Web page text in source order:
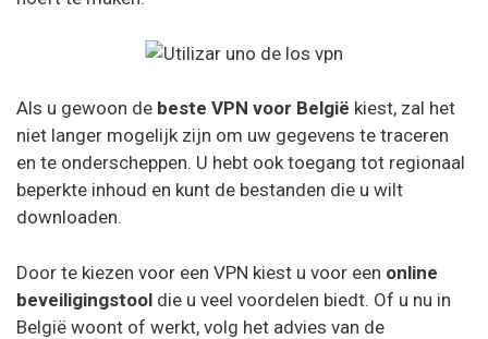
Als u gewoon de beste VPN voor België kiest, zal het
niet langer mogelijk zijn om uw gegevens te traceren
en te onderscheppen. U hebt ook toegang tot regionaal
beperkte inhoud en kunt de bestanden die u wilt
downloaden.
Door te kiezen voor een VPN kiest u voor een online
beveiligingstool die u veel voordelen biedt. Of u nu in
België woont of werkt, volg het advies van de